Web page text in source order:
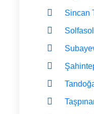
Sincan